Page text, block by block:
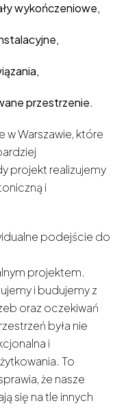
wykończeniowe,
przestrzenie.
w Warszawie, które
projekt realizujemy
i
podejście do
projektem.
i budujemy z
oraz oczekiwań
była nie
i
To
że nasze
się na tle innych